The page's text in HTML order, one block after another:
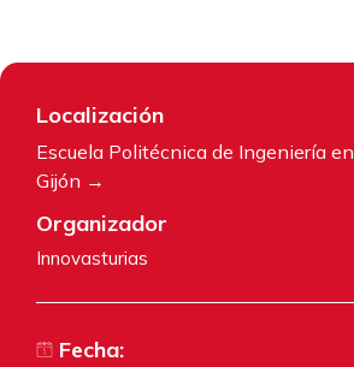
Localización
Escuela Politécnica de Ingeniería en
Gijón
Organizador
Innovasturias
Fecha: